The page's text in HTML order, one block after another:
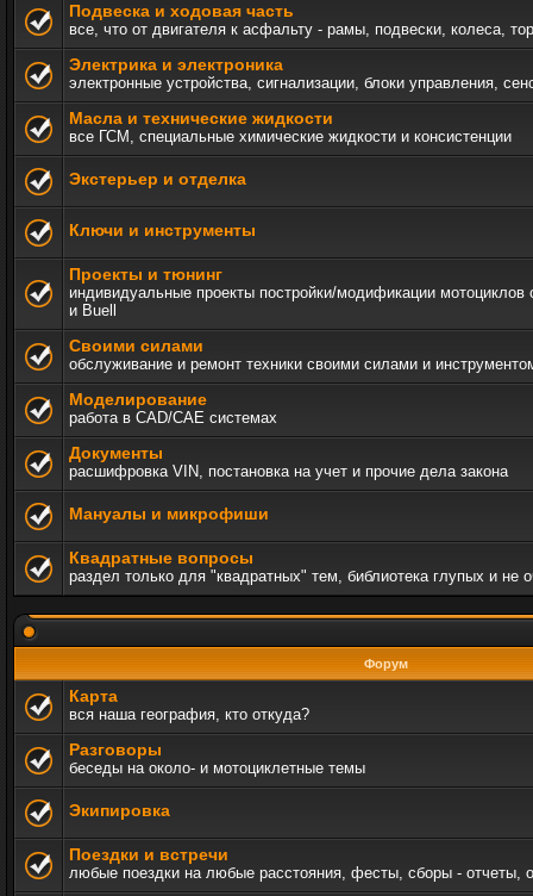
Подвеска и ходовая часть
все, что от двигателя к асфальту - рамы, подвески, колеса,
Электрика и электроника
электронные устройства, сигнализации, блоки управления,
Масла и технические жидкости
все ГСМ, специальные химические жидкости и консистенции
Экстерьер и отделка
Ключи и инструменты
Проекты и тюнинг
индивидуальные проекты постройки/модификации мотоциклов
и Buell
Своими силами
обслуживание и ремонт техники своими силами и
Моделирование
работа в CAD/CAE системах
Документы
расшифровка VIN, постановка на учет и прочие дела закона
Мануалы и микрофиши
Квадратные вопросы
раздел только для "квадратных" тем, библиотека глупых и не
Форум
Карта
вся наша география, кто откуда?
Разговоры
беседы на около- и мотоциклетные темы
Экипировка
Поездки и встречи
любые поездки на любые расстояния, фесты, сборы - отчеты,